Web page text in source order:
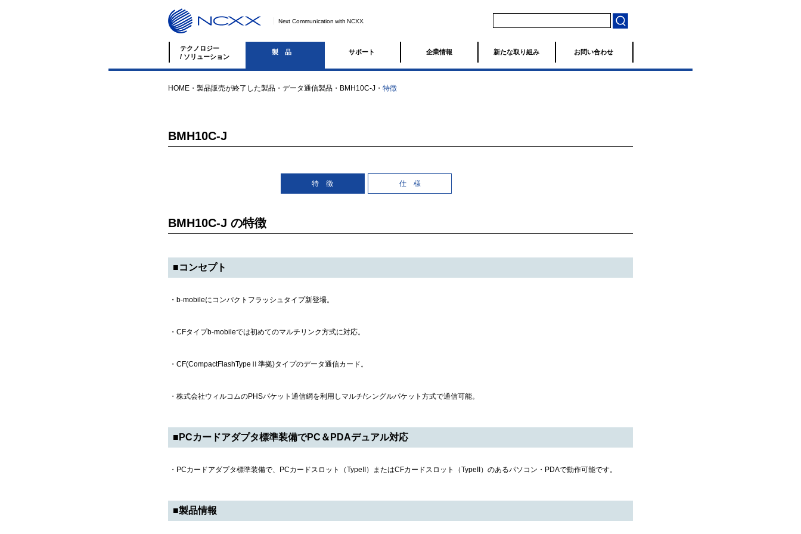
Next Communication with NCXX.
テクノロジー
/ ソリューション
製品 サポート 企業情報 新たな取り組み お問い合わせ
HOME ・ 製品販売が終了した製品 ・ データ通信製品 ・ BMH10C-J ・ 特徴
BMH10C-J
特 徴 仕 様
BMH10C-J の特徴
■コンセプト
・b-mobileにコンパクトフラッシュタイプ新登場。
・CFタイプb-mobileでは初めてのマルチリンク方式に対応。
・CF(CompactFlashTypeⅡ準拠)タイプのデータ通信カード。
・株式会社ウィルコムのPHSパケット通信網を利用しマルチ/シングルパケット方式で通信可能。
■PCカードアダプタ標準装備でPC＆PDAデュアル対応
・PCカードアダプタ標準装備で、PCカードスロット（TypeII）またはCFカードスロット（TypeII）のあるパソコン・PDAで動作可能です。
■製品情報